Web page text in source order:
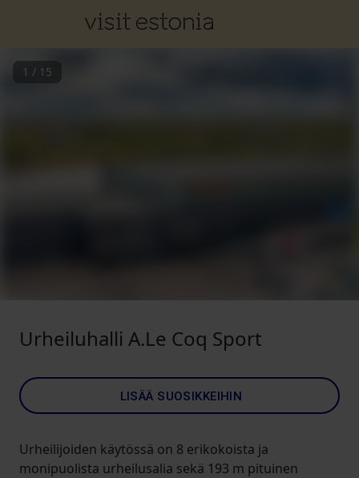
1 / 15
Urheiluhalli A.Le Coq Sport
LISÄÄ SUOSIKKEIHIN
Urheilijoiden käytössä on 8 erikokoista ja
monipuolista urheilusalia sekä 193 m pituinen